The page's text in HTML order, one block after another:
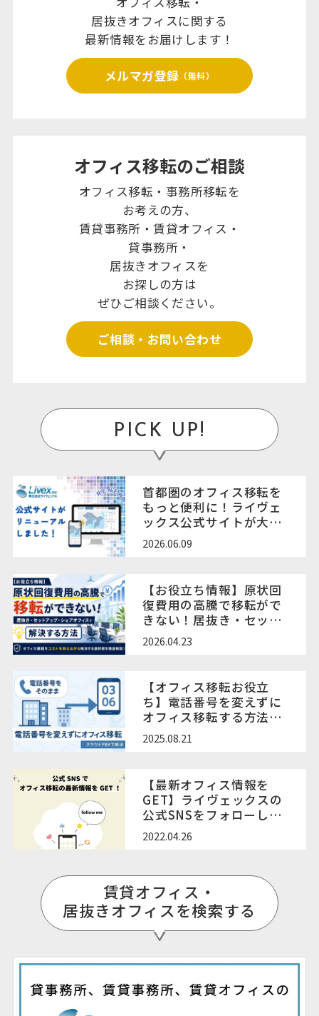
居抜きオフィスに関する
最新情報をお届けします！
メルマガ登録 （無料）
オフィス移転のご相談
オフィス移転・事務所移転を
お考えの方、
賃貸事務所・賃貸オフィス・
貸事務所・
居抜きオフィスを
お探しの方は
ぜひご相談ください。
ご相談・お問い合わせ
PICK UP!
首都圏のオフィス移転を
もっと便利に！ライヴェ
ックス公式サイトが大規
模リニューアル
2026.06.09
【お役立ち情報】原状回
復費用の高騰で移転がで
きない！居抜き・セット
アップ・オフィス時間貸
しサービスで解決する方
2026.04.23
【オフィス移転お役立
ち】電話番号を変えずに
オフィス移転する方法｜
エリア制限とクラウド
PBXの活用
2025.08.21
【最新オフィス情報を
GET】ライヴェックスの
公式SNSをフォローしよ
う！
2022.04.26
賃貸オフィス・
居抜きオフィスを検索する